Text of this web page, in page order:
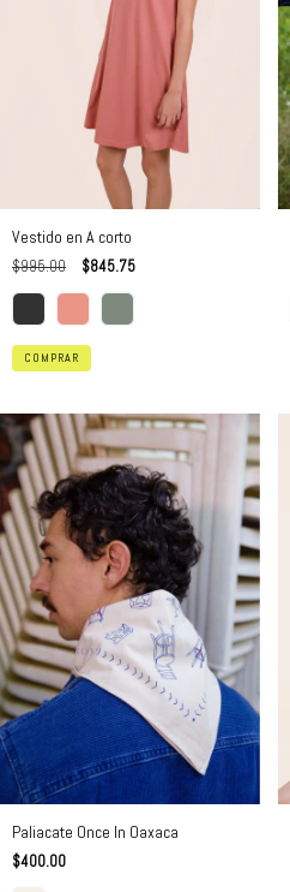
Vestido en A corto
$995.00 $845.75
COMPRAR
Paliacate Once In Oaxaca
$400.00